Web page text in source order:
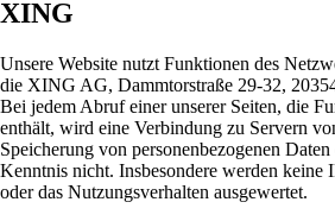
XING
Unsere Website nutzt Funktionen des
die XING AG, Dammtorstraße 29-32,
Bei jedem Abruf einer unserer Seiten, die
enthält, wird eine Verbindung zu Servern
Speicherung von personenbezogenen
Kenntnis nicht. Insbesondere werden keine
oder das Nutzungsverhalten ausgewertet.